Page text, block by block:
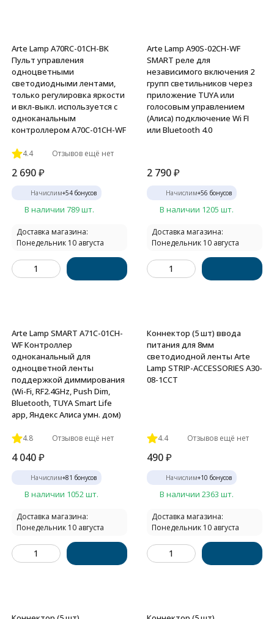
Arte Lamp A70RC-01CH-BK
Пульт управления
одноцветными
светодиодными лентами,
только регулировка яркости
и вкл-выкл. используется с
одноканальным
контроллером A70C-01CH-WF
4.4 Отзывов ещё нет
2 690₽
Начислим+54 бонусов
В наличии 789 шт.
Доставка магазина:
Понедельник 10 августа
Arte Lamp A90S-02CH-WF
SMART реле для
независимого включения 2
групп светильников через
приложение TUYA или
голосовым управлением
(Алиса) подключение Wi FI
или Bluetooth 4.0
2 790₽
Начислим+56 бонусов
В наличии 1205 шт.
Доставка магазина:
Понедельник 10 августа
Arte Lamp SMART A71C-01CH-
WF Контроллер
одноканальный для
одноцветной ленты
поддержкой диммирования
(Wi-Fi, RF2.4GHz, Push Dim,
Bluetooth, TUYA Smart Life
app, Яндекс Алиса умн. дом)
4.8 Отзывов ещё нет
4 040₽
Начислим+81 бонусов
В наличии 1052 шт.
Доставка магазина:
Понедельник 10 августа
Коннектор (5 шт) ввода
питания для 8мм
светодиодной ленты Arte
Lamp STRIP-ACCESSORIES A30-
08-1CCT
4.4 Отзывов ещё нет
490₽
Начислим+10 бонусов
В наличии 2363 шт.
Доставка магазина:
Понедельник 10 августа